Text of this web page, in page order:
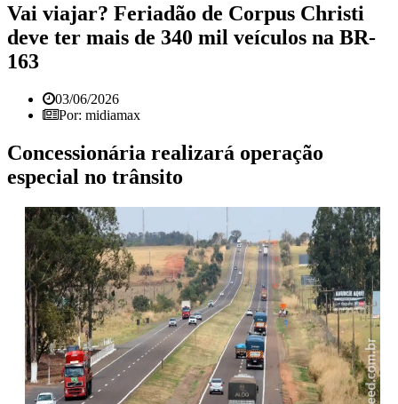
Vai viajar? Feriadão de Corpus Christi
deve ter mais de 340 mil veículos na BR-
163
03/06/2026
Por: midiamax
Concessionária realizará operação
especial no trânsito